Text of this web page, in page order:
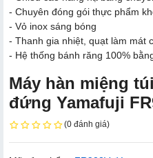
- Chuyên đóng gói thực phẩm
- Vỏ inox sáng bóng
- Thanh gia nhiệt, quạt làm mát
- Hệ thống bánh răng 100%
Máy hàn miệng
đứng Yamafuji
(0 đánh giá)